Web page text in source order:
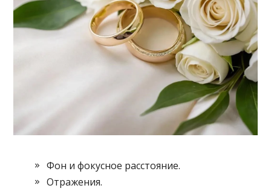
Фон и фокусное расстояние.
Отражения.